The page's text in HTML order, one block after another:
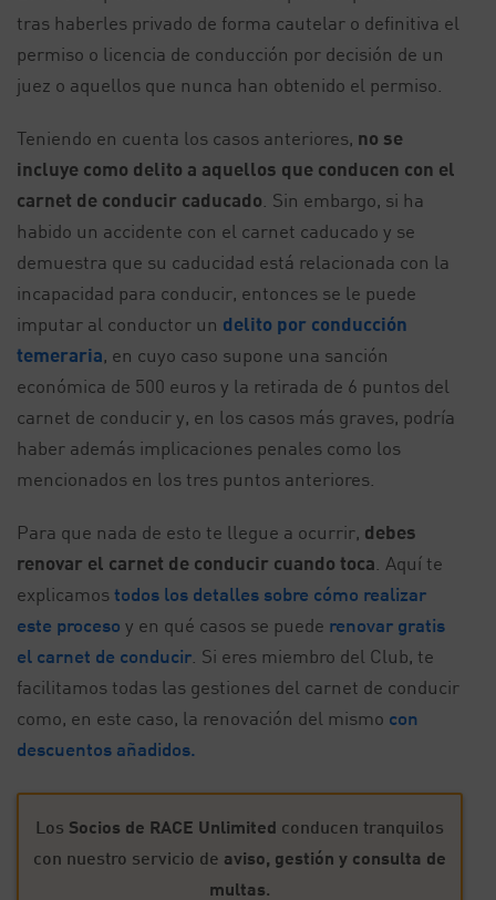
tras haberles privado de forma cautelar o definitiva el
permiso o licencia de conducción por decisión de un
juez o aquellos que nunca han obtenido el permiso.
Teniendo en cuenta los casos anteriores, no se
incluye como delito a aquellos que conducen con el
carnet de conducir caducado . Sin embargo, si ha
habido un accidente con el carnet caducado y se
demuestra que su caducidad está relacionada con la
incapacidad para conducir, entonces se le puede
imputar al conductor un delito por conducción
temeraria, en cuyo caso supone una sanción
económica de 500 euros y la retirada de 6 puntos del
carnet de conducir y, en los casos más graves, podría
haber además implicaciones penales como los
mencionados en los tres puntos anteriores.
Para que nada de esto te llegue a ocurrir, debes
renovar el carnet de conducir cuando toca . Aquí te
explicamostodos los detalles sobre cómo realizar
este proceso y en qué casos se puede renovar gratis
el carnet de conducir . Si eres miembro del Club, te
facilitamos todas las gestiones del carnet de conducir
como, en este caso, la renovación del mismo con
descuentos añadidos.
Los Socios de RACE Unlimited conducen tranquilos
con nuestro servicio de aviso, gestión y consulta de
multas.